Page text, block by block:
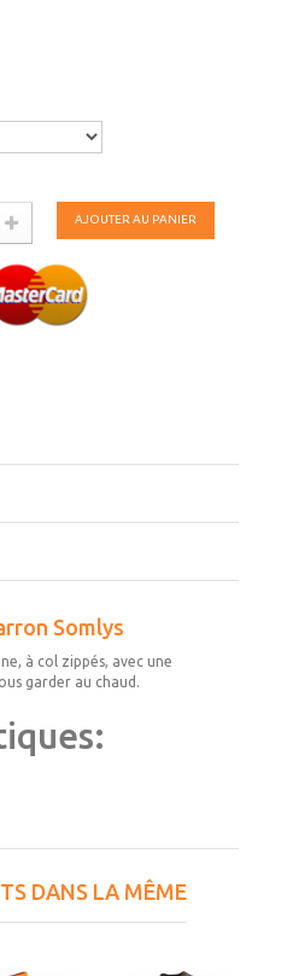
AJOUTER AU PANIER
Somlys
à col zippés, avec une
garder au chaud.
DANS LA MÊME